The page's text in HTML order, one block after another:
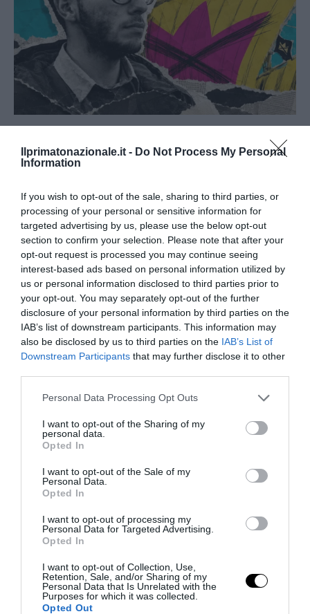
Ilprimatonazionale.it - Do Not Process My Personal
Information
If you wish to opt-out of the sale, sharing to third parties, or
processing of your personal or sensitive information for
targeted advertising by us, please use the below opt-out
section to confirm your selection. Please note that after your
opt-out request is processed you may continue seeing
interest-based ads based on personal information utilized by
us or personal information disclosed to third parties prior to
your opt-out. You may separately opt-out of the further
disclosure of your personal information by third parties on the
IAB’s list of downstream participants. This information may
also be disclosed by us to third parties on the IAB’s List of
Downstream Participants that may further disclose it to other
Please note that this website/app uses one or more Google
not limited to your visit or usage behaviour. You may click to
grant or deny consent to Google and its third-party tags to
use your data for below specified purposes in below Google
consent section.
Personal Data Processing Opt Outs
I want to opt-out of the Sharing of my
personal data.
Opted In
I want to opt-out of the Sale of my
Personal Data.
Opted In
I want to opt-out of processing my
Personal Data for Targeted Advertising.
Opted In
I want to opt-out of Collection, Use,
Retention, Sale, and/or Sharing of my
Personal Data that Is Unrelated with the
Purposes for which it was collected.
Opted Out
Comune di Genova
Addio Mary, malgrado «la diffidenza che fece esitare»